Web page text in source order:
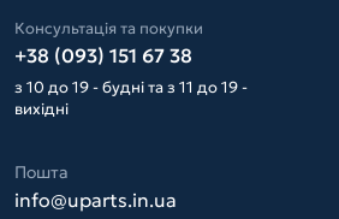
Консультація та покупки
+38 (093) 151 67 38
з 10 до 19 - будні та з 11 до 19 -
вихідні
Пошта
info@uparts.in.ua